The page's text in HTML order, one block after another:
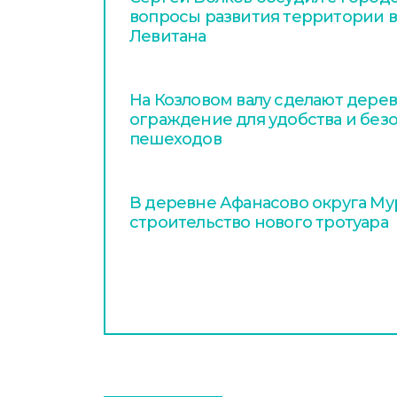
вопросы развития территории
Левитана
На Козловом валу сделают
ограждение для удобства и
пешеходов
В деревне Афанасово округа
строительство нового тротуара